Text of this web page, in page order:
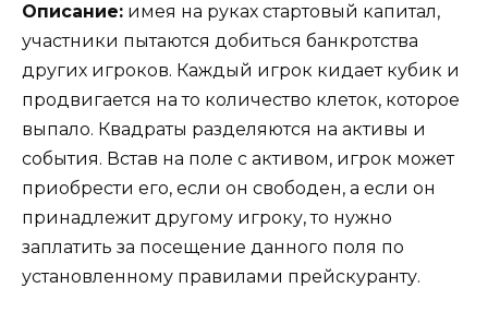
Описание: имея на руках стартовый капитал,
участники пытаются добиться банкротства
других игроков. Каждый игрок кидает кубик и
продвигается на то количество клеток, которое
выпало. Квадраты разделяются на активы и
события. Встав на поле с активом, игрок может
приобрести его, если он свободен, а если он
принадлежит другому игроку, то нужно
заплатить за посещение данного поля по
установленному правилами прейскуранту.